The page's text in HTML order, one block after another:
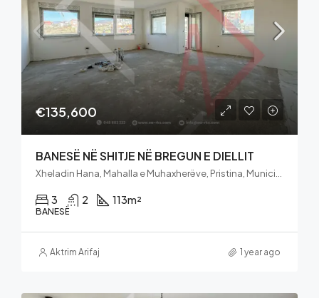
€135,600
BANESË NË SHITJE NË BREGUN E DIELLIT
Xheladin Hana, Mahalla e Muhaxherëve, Pristina, Municipality of Pristina, District of Prishtina, 10060, Kosovo
3 2 113m²
BANESË
Aktrim Arifaj 1 year ago